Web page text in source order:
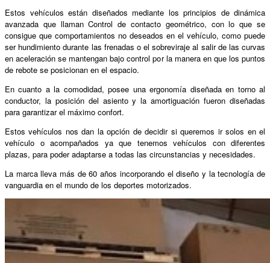
Estos vehículos están diseñados mediante los principios de dinámica
avanzada que llaman Control de contacto geométrico, con lo que se
consigue que comportamientos no deseados en el vehículo, como puede
ser hundimiento durante las frenadas o el sobreviraje al salir de las curvas
en aceleración se mantengan bajo control por la manera en que los puntos
de rebote se posicionan en el espacio.
En cuanto a la comodidad, posee una ergonomía diseñada en torno al
conductor, la posición del asiento y la amortiguación fueron diseñadas
para garantizar el máximo confort.
Estos vehículos nos dan la opción de decidir si queremos ir solos en el
vehículo o acompañados ya que tenemos vehículos con diferentes
plazas, para poder adaptarse a todas las circunstancias y necesidades.
La marca lleva más de 60 años incorporando el diseño y la tecnología de
vanguardia en el mundo de los deportes motorizados.